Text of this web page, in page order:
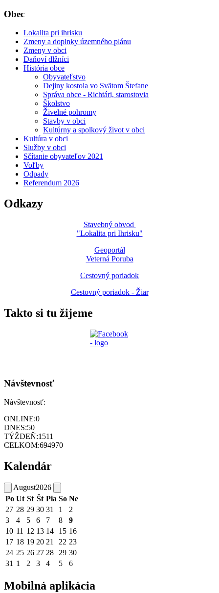
Obec
Lokalita pri ihrisku
Zmeny a doplnky územného plánu
Zmeny v obci
Daňoví dlžníci
História obce
Obyvateľstvo
Dejiny kostola vo Svätom Štefane
Správa obce - Richtári, starostovia
Školstvo
Živelné pohromy
Stavby v obci
Kultúrny a spolkový život v obci
Kultúra v obci
Služby v obci
Sčítanie obyvateľov 2021
Voľby
Odpady
Referendum 2026
Odkazy
Stavebný obvod
"Lokalita pri Ihrisku"
Geoportál
Veterná Poruba
Cestovný poriadok
Cestovný poriadok - Žiar
Takto si tu žijeme
Návštevnosť
Návštevnosť:
ONLINE:0
DNES:50
TÝŽDEŇ:1511
CELKOM:694970
Kalendár
August2026
Po Ut St Št Pia So Ne
27 28 29 30 31 1
2
3
4 5 6 7 8
9
10 11 12 13 14 15 16
17 18 19 20 21 22 23
24 25 26 27 28 29 30
31 1 2 3 4 5 6
Mobilná aplikácia